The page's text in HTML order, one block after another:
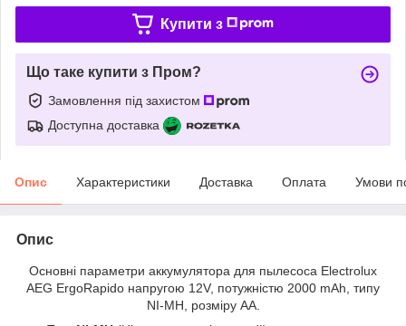
Купити з
Що таке купити з Пром?
Замовлення під захистом
Доступна доставка
Опис Характеристики Доставка Оплата Умови
Опис
Основні параметри аккумулятора для пылесоса Electrolux
AEG ErgoRapido напругою 12V, потужністю 2000 mAh, типу
NI-MH, розміру АА.